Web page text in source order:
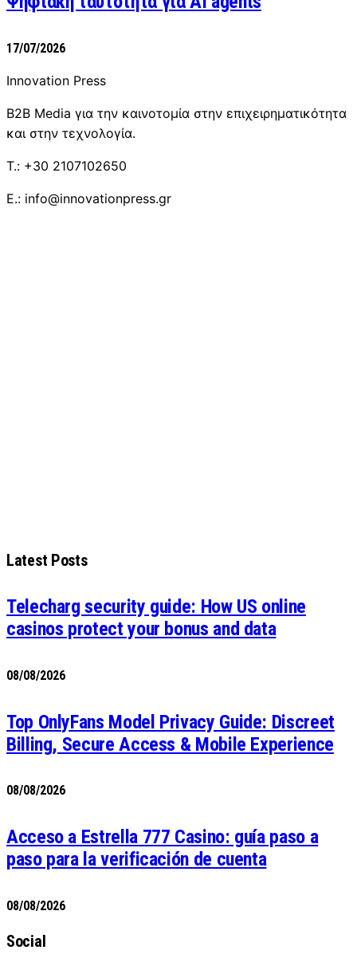
17/07/2026
Innovation Press
B2B Media για την καινοτομία στην επιχειρηματικότητα
και στην τεχνολογία.
T.: +30 2107102650
E.: info@innovationpress.gr
Latest Posts
Telecharg security guide: How US online
casinos protect your bonus and data
08/08/2026
Top OnlyFans Model Privacy Guide: Discreet
Billing, Secure Access & Mobile Experience
08/08/2026
Acceso a Estrella 777 Casino: guía paso a
paso para la verificación de cuenta
08/08/2026
Social